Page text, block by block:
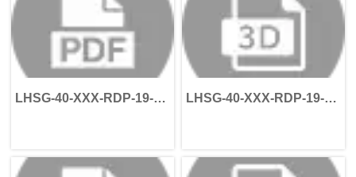
LHSG-40-XXX-RDP-19-
LHSG-40-XXX-RDP-19-